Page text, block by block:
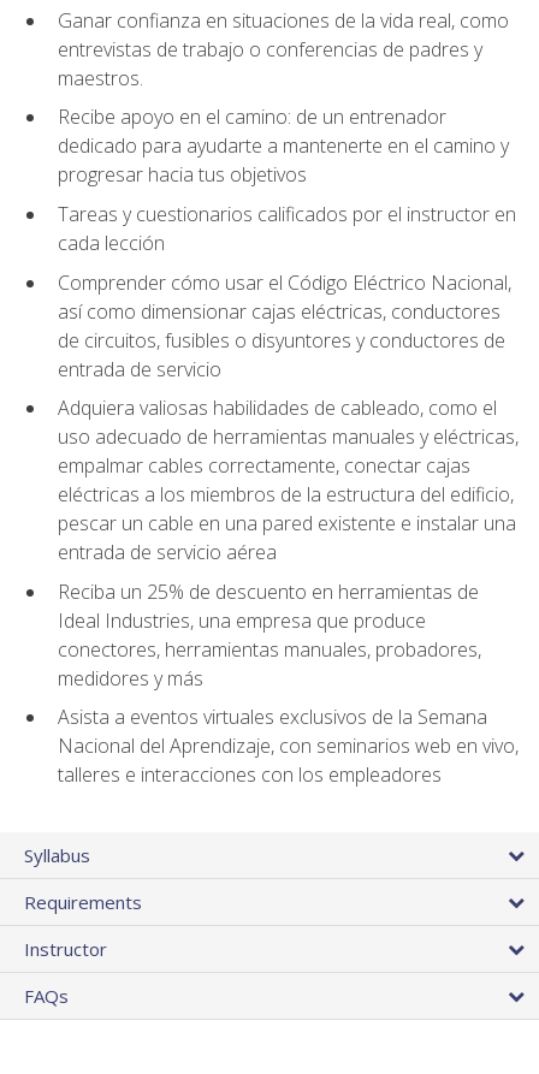
Ganar confianza en situaciones de la vida real, como
entrevistas de trabajo o conferencias de padres y
maestros.
Recibe apoyo en el camino: de un entrenador
dedicado para ayudarte a mantenerte en el camino y
progresar hacia tus objetivos
Tareas y cuestionarios calificados por el instructor en
cada lección
Comprender cómo usar el Código Eléctrico Nacional,
así como dimensionar cajas eléctricas, conductores
de circuitos, fusibles o disyuntores y conductores de
entrada de servicio
Adquiera valiosas habilidades de cableado, como el
uso adecuado de herramientas manuales y eléctricas,
empalmar cables correctamente, conectar cajas
eléctricas a los miembros de la estructura del edificio,
pescar un cable en una pared existente e instalar una
entrada de servicio aérea
Reciba un 25% de descuento en herramientas de
Ideal Industries, una empresa que produce
conectores, herramientas manuales, probadores,
medidores y más
Asista a eventos virtuales exclusivos de la Semana
Nacional del Aprendizaje, con seminarios web en vivo,
talleres e interacciones con los empleadores
Syllabus
Requirements
Instructor
FAQs